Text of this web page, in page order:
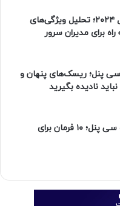
ا
م
نظرسنجی سی پنل ۲۰۲۴؛ تحلیل ویژگی‌های
برای مدیران سرور
پنل؛ ریسک‌های پنهان و
نادیده بگیرید
چک لیست امنیت سی پنل؛ ۱۰ فرمان برای